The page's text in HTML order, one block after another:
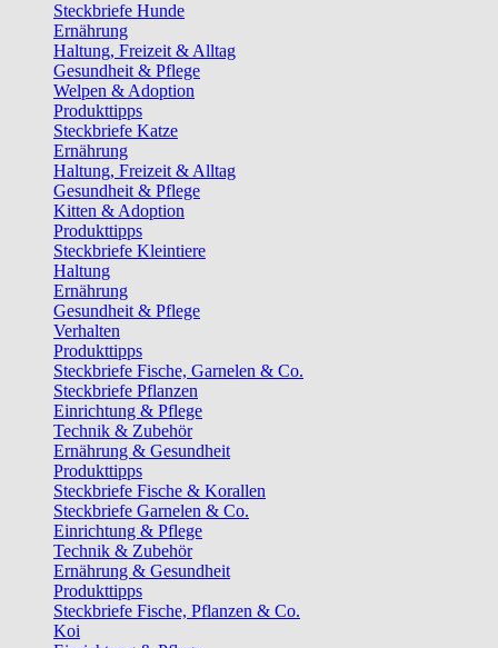
Steckbriefe Hunde
Ernährung
Haltung, Freizeit & Alltag
Gesundheit & Pflege
Welpen & Adoption
Produkttipps
Steckbriefe Katze
Ernährung
Haltung, Freizeit & Alltag
Gesundheit & Pflege
Kitten & Adoption
Produkttipps
Steckbriefe Kleintiere
Haltung
Ernährung
Gesundheit & Pflege
Verhalten
Produkttipps
Steckbriefe Fische, Garnelen & Co.
Steckbriefe Pflanzen
Einrichtung & Pflege
Technik & Zubehör
Ernährung & Gesundheit
Produkttipps
Steckbriefe Fische & Korallen
Steckbriefe Garnelen & Co.
Einrichtung & Pflege
Technik & Zubehör
Ernährung & Gesundheit
Produkttipps
Steckbriefe Fische, Pflanzen & Co.
Koi